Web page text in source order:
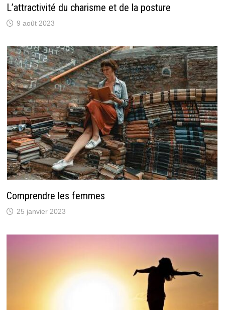
L’attractivité du charisme et de la posture
9 août 2023
Comprendre les femmes
25 janvier 2023